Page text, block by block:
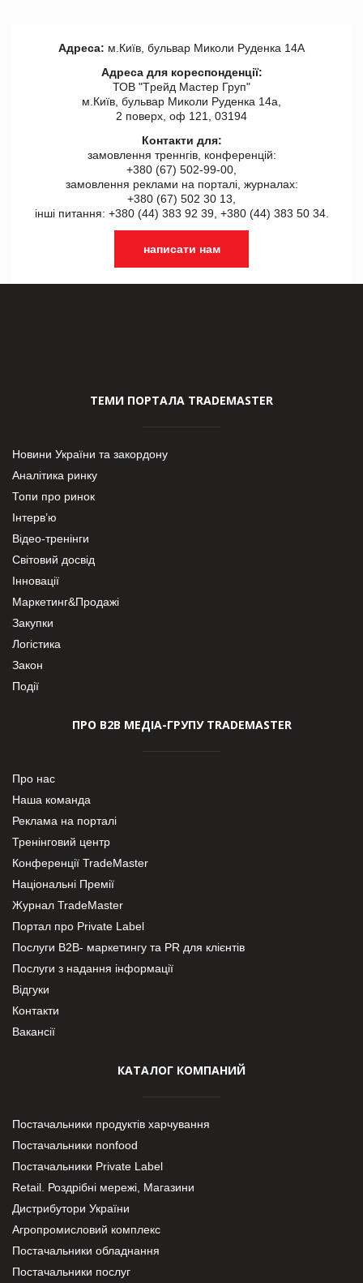
Адреса: м.Київ, бульвар Миколи Руденка 14А
Адреса для кореспонденції:
ТОВ "Tрейд Мастер Груп"
м.Київ, бульвар Миколи Руденка 14а,
2 поверх, оф 121, 03194
Контакти для:
замовлення треннгів, конференцій:
+380 (67) 502-99-00,
замовлення реклами на порталі, журналах:
+380 (67) 502 30 13,
інші питання: +380 (44) 383 92 39, +380 (44) 383 50 34.
написати нам
ТЕМИ ПОРТАЛА TRADEMASTER
Новини України та закордону
Аналітика ринку
Топи про ринок
Інтерв’ю
Відео-тренінги
Світовий досвід
Інновації
Маркетинг&Продажі
Закупки
Логістика
Закон
Події
ПРО В2В МЕДІА-ГРУПУ TRADEMASTER
Про нас
Наша команда
Реклама на порталі
Тренінговий центр
Конференції TradeMaster
Національні Премії
Журнал TradeMaster
Портал про Private Label
Послуги В2В- маркетингу та PR для клієнтів
Послуги з надання інформації
Відгуки
Контакти
Вакансії
КАТАЛОГ КОМПАНИЙ
Постачальники продуктів харчування
Постачальники nonfood
Постачальники Private Label
Retail. Роздрібні мережі, Магазини
Дистрибутори України
Агропромисловий комплекс
Постачальники обладнання
Постачальники послуг